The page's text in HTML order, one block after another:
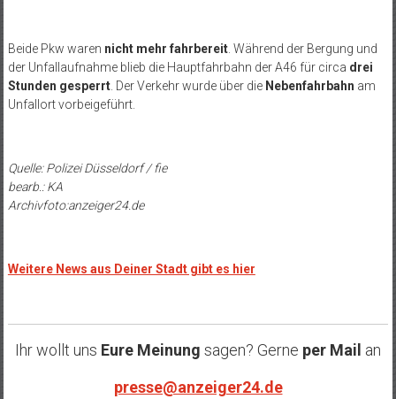
Beide Pkw waren nicht mehr fahrbereit. Während der Bergung und
der Unfallaufnahme blieb die Hauptfahrbahn der A46 für circa drei
Stunden gesperrt. Der Verkehr wurde über die Nebenfahrbahn am
Unfallort vorbeigeführt.
Quelle: Polizei Düsseldorf / fie
bearb.: KA
Archivfoto:anzeiger24.de
Weitere News aus Deiner Stadt gibt es hier
Ihr wollt uns Eure Meinung sagen? Gerne per Mail an
presse@anzeiger24.de